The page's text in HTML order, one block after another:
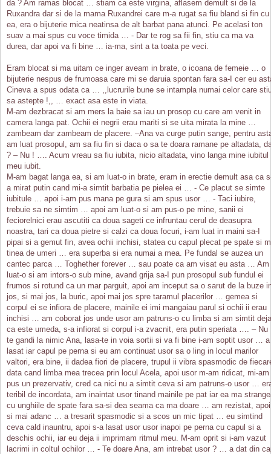
da ? Am ramas blocat … stiam ca este virgina, aflasem demult si de la
Ruxandra dar si de la mama Ruxandrei care m-a rugat sa fiu bland si fin cu
ea, era o bijuterie mica neatinsa de alt barbat pana atunci. Pe acelasi ton
suav a mai spus cu voce timida … - Dar te rog sa fii fin, stiu ca ma va
durea, dar apoi va fi bine … ia-ma, sint a ta toata pe veci.
Eram blocat si ma uitam ce inger aveam in brate, o icoana de femeie … o
bijuterie nespus de frumoasa care mi se daruia spontan fara sa-I cer eu
Cineva a spus odata ca … ,,lucrurile bune se intampla numai celor care
sa astepte !,, … exact asa este in viata.
M-am dezbracat si am mers la baie sa iau un prosop cu care am venit in
camera langa pat. Ochii ei negrii erau mariti si se uita mirata la mine …
zambeam dar zambeam de placere. –Ana va curge putin sange, pentru
am luat prosopul, am sa fiu fin si daca o sa te doara ramane pe altadata,
? – Nu ! …. Acum vreau sa fiu iubita, nicio altadata, vino langa mine iubitul
meu iubit.
M-am bagat langa ea, si am luat-o in brate, eram in erectie demult asa ca
a mirat putin cand mi-a simtit barbatia pe pielea ei … - Ce placut se simte
iubitule … apoi i-am pus mana pe gura si am spus usor … - Taci iubire,
trebuie sa ne simtim … apoi am luat-o si am pus-o pe mine, sanii ei
feciorelnici erau ascutiti ca doua sageti ce infruntau cerul de deasupra
noastra, tari ca doua pietre si calzi ca doua focuri, i-am luat in maini sa-I
pipai si a gemut fin, avea ochii inchisi, statea cu capul plecat pe spate si
tinea de umeri … era superba si era numai a mea. Pe fundal se auzea un
cantec parca … Toghether forever … sau poate ca am visat eu asta … Am
luat-o si am intors-o sub mine, avand grija sa-I pun prosopul sub fundul ei
frumos si rotund ca un mar parguit, apoi am inceput sa o sarut de la buze
jos, si mai jos, la buric, apoi mai jos spre taramul placerilor … gemea si
corpul ei se infiora de placere, mainile ei imi mangaiau parul si ochii ii erau
inchisi … am coborat jos unde usor am patruns-o cu limba si am simtit deja
ca este umeda, s-a infiorat si corpul i-a zvacnit, era putin speriata …. – Nu
te gandi la nimic Ana, lasa-te in voia sortii si va fi bine i-am soptit usor … a
lasat iar capul pe perna si eu am continuat usor sa o ling in locul marilor
valtori, era bine, ii dadea fiori de placere, trupul ii vibra spasmodic de
data cand limba mea trecea prin locul Acela, apoi usor m-am ridicat, mi-am
pus un prezervativ, cred ca nici nu a simtit ceva si am patruns-o usor …
teribil de incordata, am inaintat usor tinand mainile pe pat iar ea ma
cu unghiile de spate fara sa-si dea seama ca ma doare … am rezistat, apoi
si mai adanc … a tresarit spasmodic si a scos un mic tipat … eu simtind
ceva cald inauntru, apoi s-a lasat usor usor inapoi pe perna cu capul si a
deschis ochii, iar eu deja ii imprimam ritmul meu. M-am oprit si i-am vazut
lacrimi in coltul ochilor … - Te doare Ana, am intrebat usor ? … a dat din